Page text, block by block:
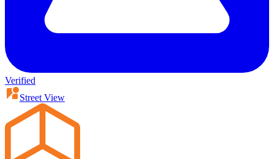
Verified
Street View